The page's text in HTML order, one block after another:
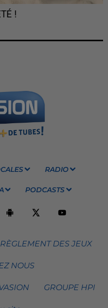
!
RADIO
PODCASTS
RÈGLEMENT DES JEUX
NOUS
GROUPE HPI